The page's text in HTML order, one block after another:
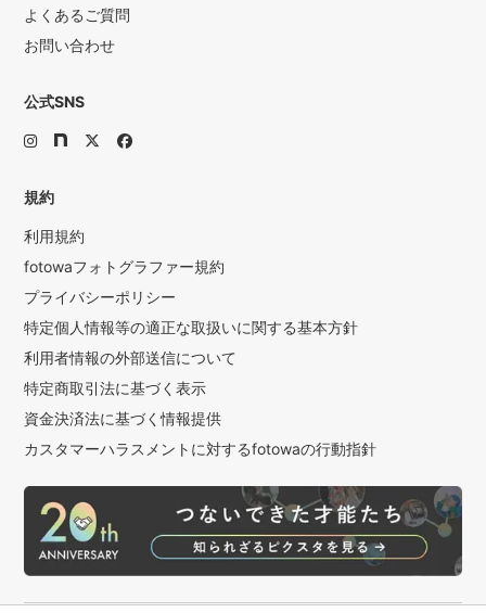
よくあるご質問
お問い合わせ
公式SNS
規約
利用規約
fotowaフォトグラファー規約
プライバシーポリシー
特定個人情報等の適正な取扱いに関する基本方針
利用者情報の外部送信について
特定商取引法に基づく表示
資金決済法に基づく情報提供
カスタマーハラスメントに対するfotowaの行動指針